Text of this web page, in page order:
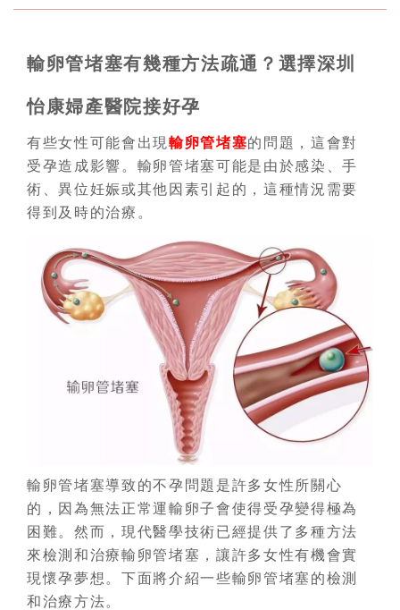
輸卵管堵塞有幾種方法疏通？選擇深圳
怡康婦產醫院接好孕
有些女性可能會出現輸卵管堵塞的問題，這會對
受孕造成影響。輸卵管堵塞可能是由於感染、手
術、異位妊娠或其他因素引起的，這種情況需要
得到及時的治療。
輸卵管堵塞導致的不孕問題是許多女性所關心
的，因為無法正常運輸卵子會使得受孕變得極為
困難。然而，現代醫學技術已經提供了多種方法
來檢測和治療輸卵管堵塞，讓許多女性有機會實
現懷孕夢想。下面將介紹一些輸卵管堵塞的檢測
和治療方法。